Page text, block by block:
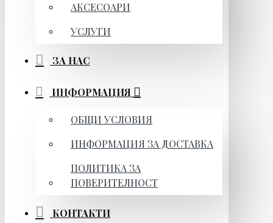
АКСЕСОАРИ
УСЛУГИ
ЗА НАС
ИНФОРМАЦИЯ
ОБЩИ УСЛОВИЯ
ИНФОРМАЦИЯ ЗА ДОСТАВКА
ПОЛИТИКА ЗА
ПОВЕРИТЕЛНОСТ
КОНТАКТИ